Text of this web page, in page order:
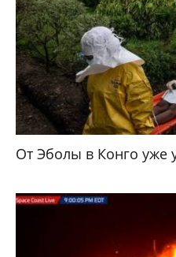
От Эболы в Конго уже